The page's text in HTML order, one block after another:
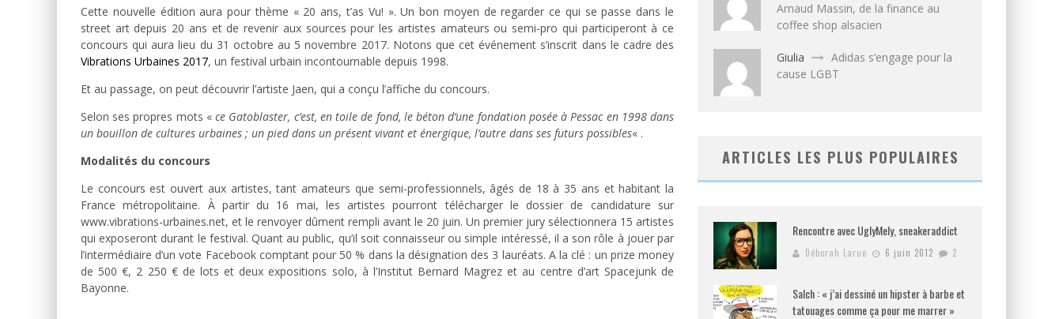
Cette nouvelle édition aura pour thème « 20 ans, t’as Vu! ». Un bon moyen de regarder ce qui se passe dans le
street art depuis 20 ans et de revenir aux sources pour les artistes amateurs ou semi-pro qui participeront à ce
concours qui aura lieu du 31 octobre au 5 novembre 2017. Notons que cet événement s’inscrit dans le cadre des
Vibrations Urbaines 2017, un festival urbain incontournable depuis 1998.
Et au passage, on peut découvrir l’artiste Jaen, qui a conçu l’affiche du concours.
Selon ses propres mots «ce Gatoblaster, c’est, en toile de fond, le béton d’une fondation posée à Pessac en 1998 dans
un bouillon de cultures urbaines ; un pied dans un présent vivant et énergique, l’autre dans ses futurs possibles« .
Modalités du concours
Le concours est ouvert aux artistes, tant amateurs que semi-professionnels, âgés de 18 à 35 ans et habitant la
France métropolitaine. À partir du 16 mai, les artistes pourront télécharger le dossier de candidature sur
www.vibrations-urbaines.net, et le renvoyer dûment rempli avant le 20 juin. Un premier jury sélectionnera 15 artistes
qui exposeront durant le festival. Quant au public, qu’il soit connaisseur ou simple intéressé, il a son rôle à jouer par
l’intermédiaire d’un vote Facebook comptant pour 50 % dans la désignation des 3 lauréats. A la clé : un prize money
de 500 €, 2 250 € de lots et deux expositions solo, à l’Institut Bernard Magrez et au centre d’art Spacejunk de
Bayonne.
Arnaud Massin, de la finance au
coffee shop alsacien
Giulia
Adidas s’engage pour la
cause LGBT
ARTICLES LES PLUS POPULAIRES
Rencontre avec UglyMely, sneakeraddict
Déborah Larue 6 juin 2012 2
Salch : « j’ai dessiné un hipster à barbe et
tatouages comme ça pour me marrer »